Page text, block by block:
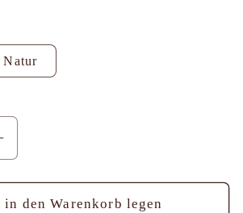
Natur
in den Warenkorb legen